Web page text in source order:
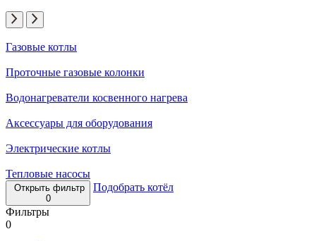
Газовые котлы
Проточные газовые колонки
Водонагреватели косвенного нагрева
Аксессуары для оборудования
Электрические котлы
Тепловые насосы
Открыть фильтр
0
Подобрать котёл
Фильтры
0